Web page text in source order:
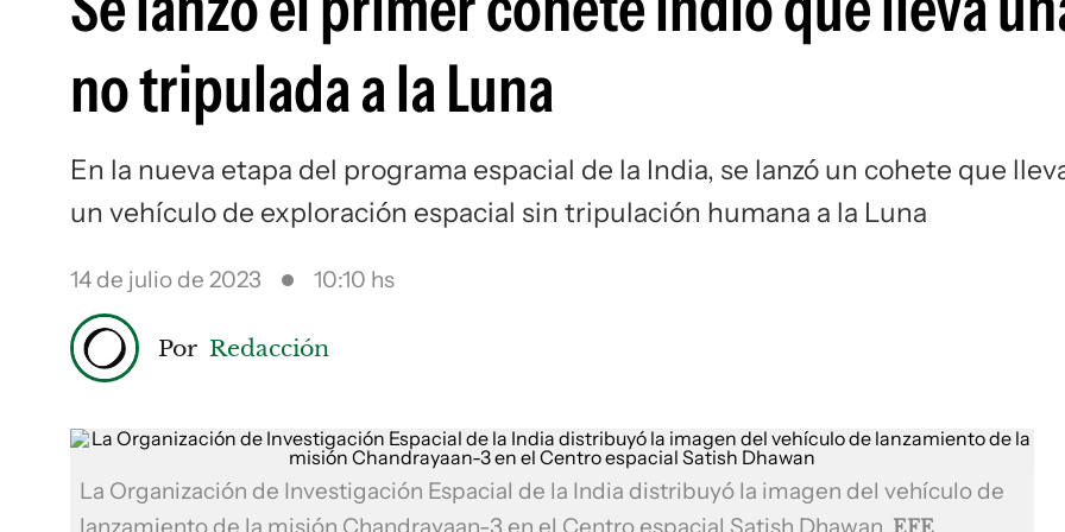
no tripulada a la Luna
En la nueva etapa del programa espacial de la India, se lanzó un cohete que
un vehículo de exploración espacial sin tripulación humana a la Luna
14 de julio de 2023 10:10 hs
Por Redacción
La Organización de Investigación Espacial de la India distribuyó la imagen del vehículo de
EFE